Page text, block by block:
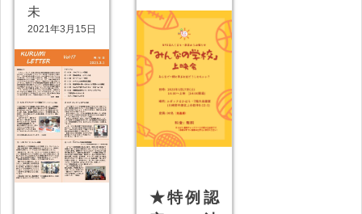
未
2021年3月15日
★特例認